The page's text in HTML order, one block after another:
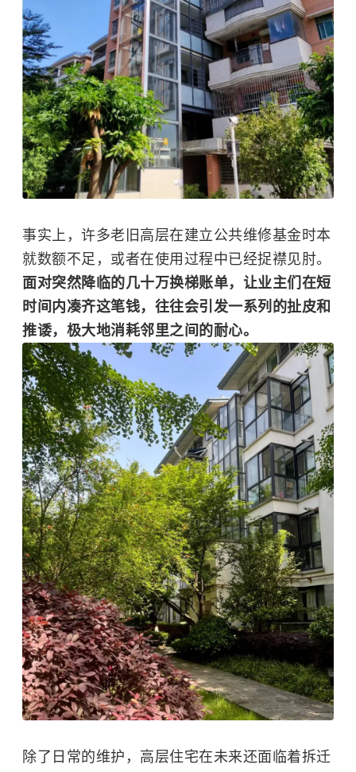
事实上，许多老旧高层在建立公共维修基金时本
就数额不足，或者在使用过程中已经捉襟见肘。
面对突然降临的几十万换梯账单，让业主们在短
时间内凑齐这笔钱，往往会引发一系列的扯皮和
推诿，极大地消耗邻里之间的耐心。
除了日常的维护，高层住宅在未来还面临着拆迁